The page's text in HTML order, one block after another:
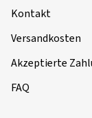
Kontakt
Versandkosten
Akzeptierte
FAQ